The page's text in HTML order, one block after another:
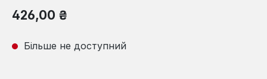
Звичайна ціна:
426,00 ₴
Більше не доступний